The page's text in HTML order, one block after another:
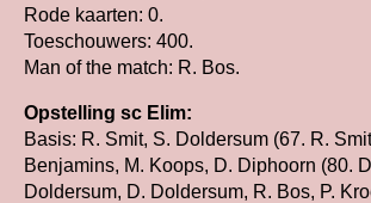
Rode kaarten: 0.
Toeschouwers: 400.
Man of the match: R. Bos.
Opstelling sc Elim:
Basis: R. Smit, S. Doldersum (67. R.
Benjamins, M. Koops, D. Diphoorn (80.
Doldersum, D. Doldersum, R. Bos, P.